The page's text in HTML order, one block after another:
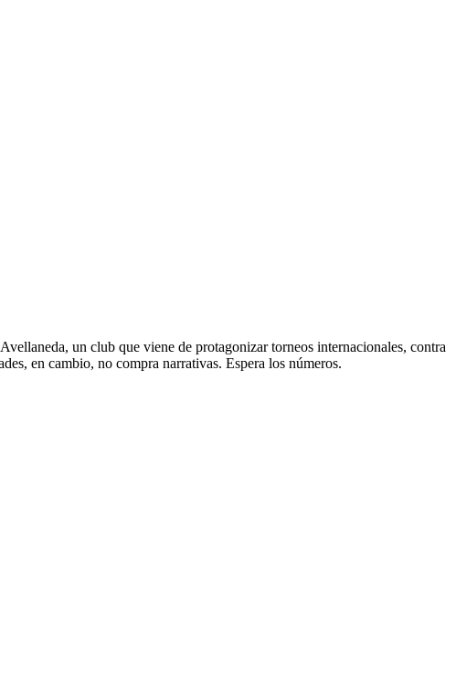
un club que viene de protagonizar torneos internacionales, contra
en cambio, no compra narrativas. Espera los números.